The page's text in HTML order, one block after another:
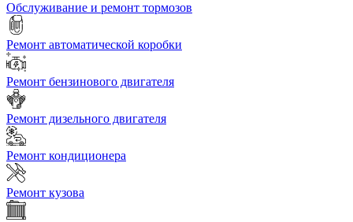
Обслуживание и ремонт тормозов
Ремонт автоматической коробки
Ремонт бензинового двигателя
Ремонт дизельного двигателя
Ремонт кондиционера
Ремонт кузова